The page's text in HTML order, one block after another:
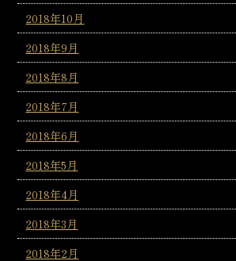
2018年10月
2018年9月
2018年8月
2018年7月
2018年6月
2018年5月
2018年4月
2018年3月
2018年2月